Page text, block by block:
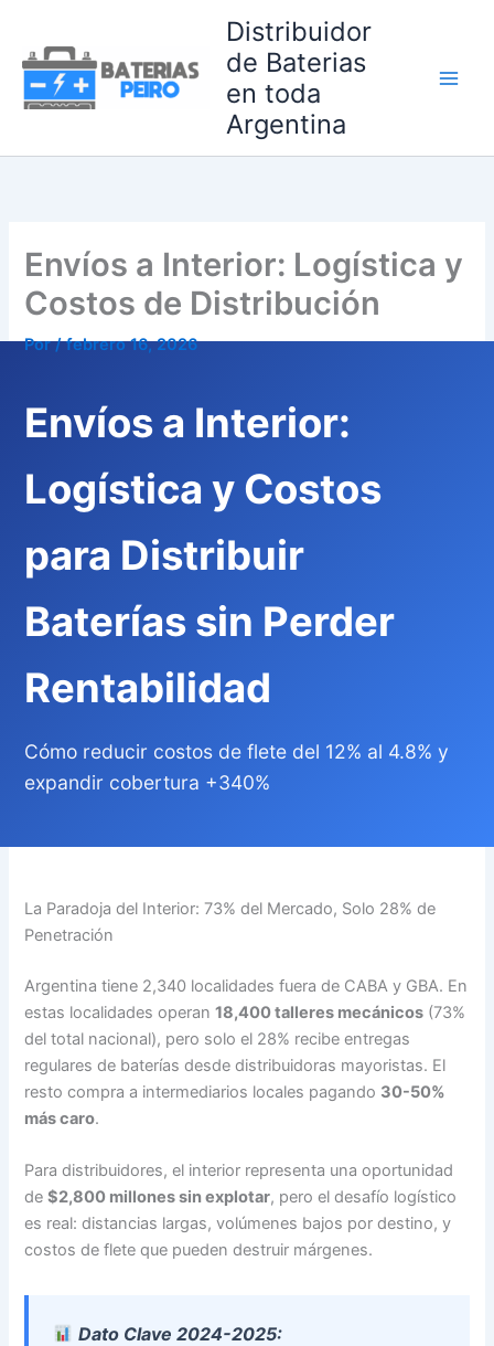
contenido
Distribuidor
de Baterias
en toda
Argentina
Envíos a Interior: Logística y
Costos de Distribución
Por/febrero 16, 2026
Envíos a Interior:
Logística y Costos
para Distribuir
Baterías sin Perder
Rentabilidad
Cómo reducir costos de flete del 12% al 4.8% y
expandir cobertura +340%
La Paradoja del Interior: 73% del Mercado, Solo 28% de
Penetración
Argentina tiene 2,340 localidades fuera de CABA y GBA. En
estas localidades operan18,400 talleres mecánicos (73%
del total nacional), pero solo el 28% recibe entregas
regulares de baterías desde distribuidoras mayoristas. El
resto compra a intermediarios locales pagando 30-50%
más caro.
Para distribuidores, el interior representa una oportunidad
de$2,800 millones sin explotar, pero el desafío logístico
es real: distancias largas, volúmenes bajos por destino, y
costos de flete que pueden destruir márgenes.
Dato Clave 2024-2025: